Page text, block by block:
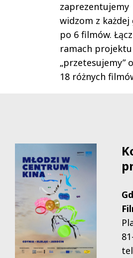
zaprezentujemy
widzom z
po 6 filmów.
ramach projektu
„przetesujemy”
18 różnych